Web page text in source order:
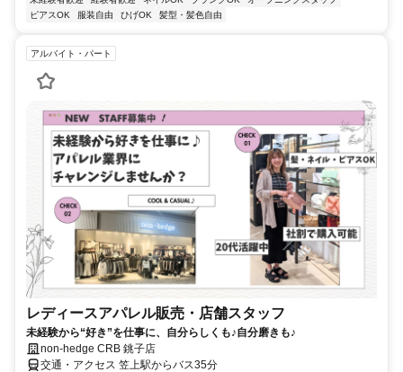
ピアスOK
服装自由 ひげOK 髪型・髪色自由
アルバイト・パート
レディースアパレル販売・店舗スタッフ
未経験から“好き”を仕事に、自分らしくも♪自分磨きも♪
non-hedge CRB 銚子店
交通・アクセス 笠上駅からバス35分